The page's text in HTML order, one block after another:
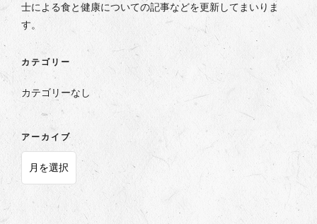
士による食と健康についての記事などを更新してまいりま
す。
カテゴリー
カテゴリーなし
アーカイブ
ア
カ